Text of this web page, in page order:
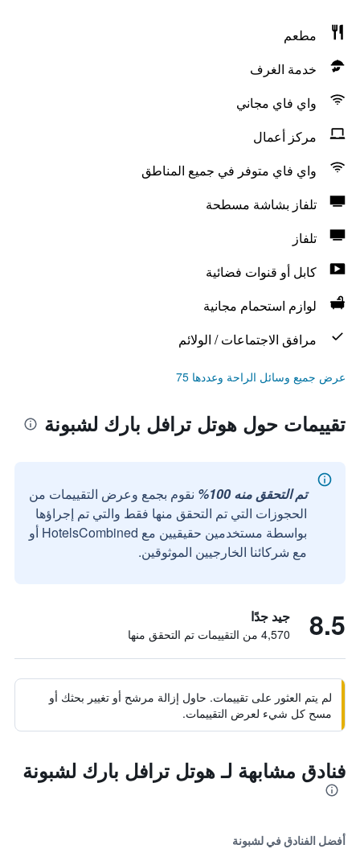
مطعم
خدمة الغرف
واي فاي مجاني
مركز أعمال
واي فاي متوفر في جميع المناطق
تلفاز بشاشة مسطحة
تلفاز
كابل أو قنوات فضائية
لوازم استحمام مجانية
مرافق الاجتماعات / الولائم
عرض جميع وسائل الراحة وعددها 75
تقييمات حول هوتل ترافل بارك لشبونة
تم التحقق منه 100%
نقوم بجمع وعرض التقييمات من
الحجوزات التي تم التحقق منها فقط والتي تم إجراؤها
بواسطة مستخدمين حقيقيين مع HotelsCombined أو
مع شركائنا الخارجيين الموثوقين.
8.5 جيد جدًا
4,570 من التقييمات تم التحقق منها
لم يتم العثور على تقييمات. حاول إزالة مرشح أو تغيير بحثك أو
مسح كل شيء لعرض التقييمات.
فنادق مشابهة لـ هوتل ترافل بارك لشبونة
أفضل الفنادق في لشبونة